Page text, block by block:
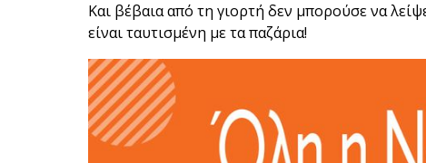
Και βέβαια από τη γιορτή δεν μπορούσε να
είναι ταυτισμένη με τα παζάρια!